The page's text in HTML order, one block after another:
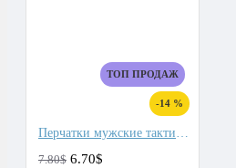
ТОП ПРОДАЖ
-14 %
Перчатки мужские тактические
7.80$ 6.70$